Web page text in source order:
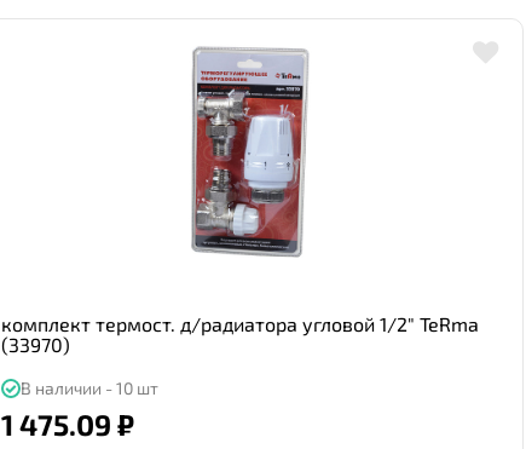
комплект термост. д/радиатора угловой 1/2" TeRma
(33970)
В наличии - 10 шт
1 475.09 ₽